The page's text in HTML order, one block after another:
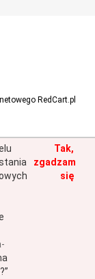
RedCart.pl
Tak,
zgadzam
się